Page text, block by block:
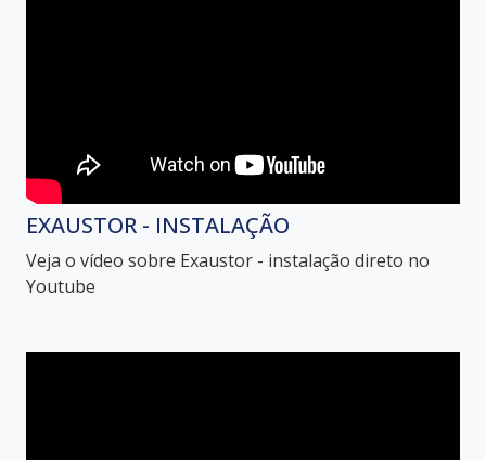
EXAUSTOR - INSTALAÇÃO
Veja o vídeo sobre Exaustor - instalação direto no
Youtube